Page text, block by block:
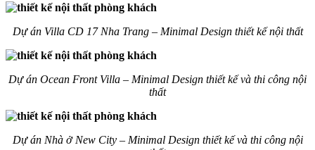
Dự án Villa CD 17 Nha Trang – Minimal Design thiết kế nội thất
Dự án Ocean Front Villa – Minimal Design thiết kế và thi công nội
thất
Dự án Nhà ở New City – Minimal Design thiết kế và thi công nội